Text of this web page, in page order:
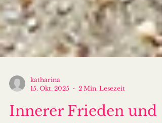
katharina
15. Okt. 2025
2 Min. Lesezeit